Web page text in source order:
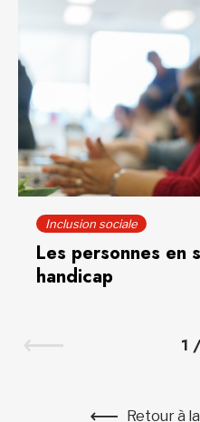
Inclusion sociale
Les personnes en
handicap
1
Retour à